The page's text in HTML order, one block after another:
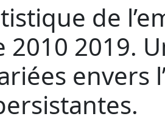
de
2010 2019.
envers